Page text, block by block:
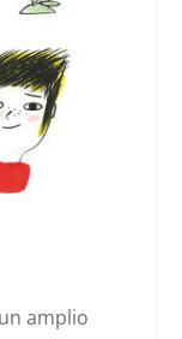
amplio